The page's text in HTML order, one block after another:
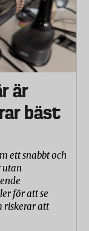
är
bäst
ett snabbt och
utan
för att se
riskerar att